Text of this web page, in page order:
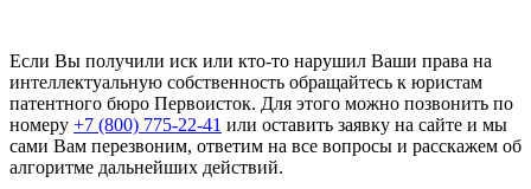
Если Вы получили иск или кто-то нарушил Ваши права на
интеллектуальную собственность обращайтесь к юристам
патентного бюро Первоисток. Для этого можно позвонить по
номеру +7 (800) 775-22-41 или оставить заявку на сайте и мы
сами Вам перезвоним, ответим на все вопросы и расскажем об
алгоритме дальнейших действий.